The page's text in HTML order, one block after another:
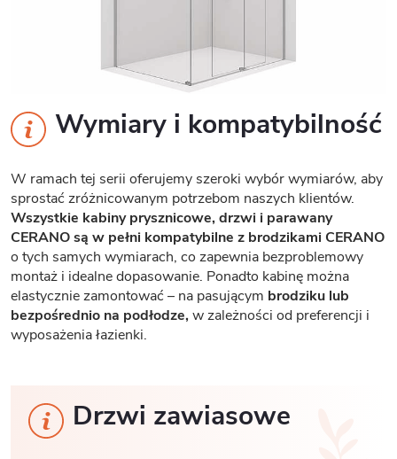
Wymiary i kompatybilność
W ramach tej serii oferujemy szeroki wybór wymiarów, aby
sprostać zróżnicowanym potrzebom naszych klientów.
Wszystkie kabiny prysznicowe, drzwi i parawany
CERANO są w pełni kompatybilne z brodzikami CERANO
o tych samych wymiarach, co zapewnia bezproblemowy
montaż i idealne dopasowanie. Ponadto kabinę można
elastycznie zamontować – na pasującym brodziku lub
bezpośrednio na podłodze,w zależności od preferencji i
wyposażenia łazienki.
Drzwi zawiasowe